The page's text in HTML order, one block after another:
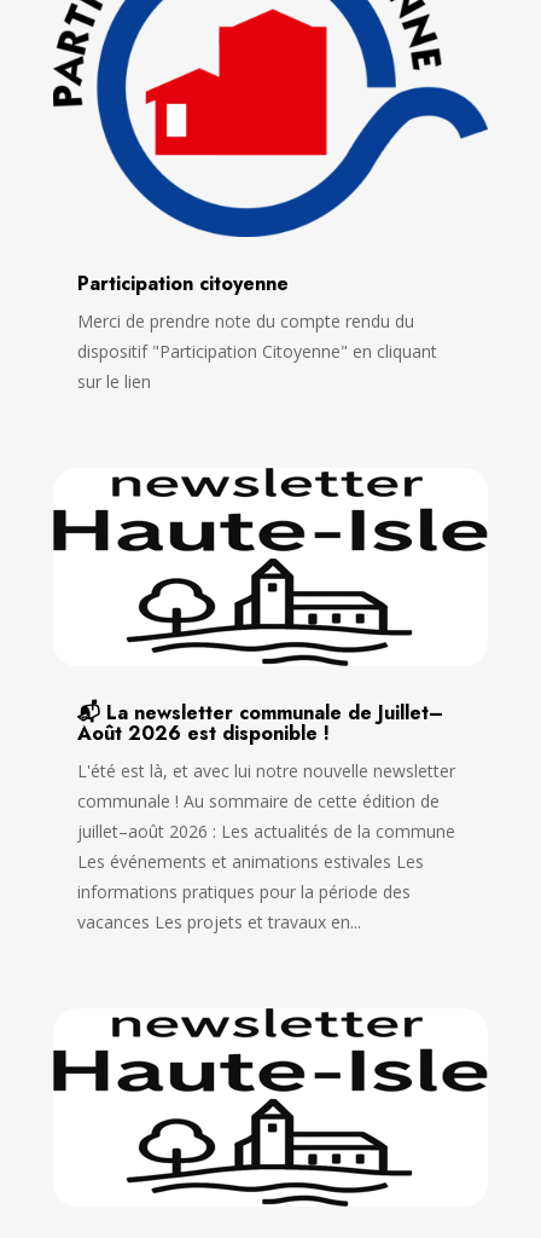
Participation citoyenne
Merci de prendre note du compte rendu du
dispositif "Participation Citoyenne" en cliquant
sur le lien
📬 La newsletter communale de Juillet–
Août 2026 est disponible !
L'été est là, et avec lui notre nouvelle newsletter
communale ! Au sommaire de cette édition de
juillet–août 2026 : Les actualités de la commune
Les événements et animations estivales Les
informations pratiques pour la période des
vacances Les projets et travaux en...